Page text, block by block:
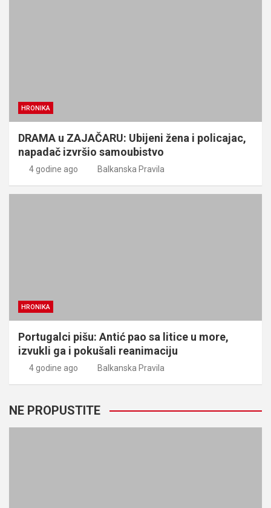
HRONIKA
DRAMA u ZAJAČARU: Ubijeni žena i policajac,
napadač izvršio samoubistvo
4 godine ago Balkanska Pravila
HRONIKA
Portugalci pišu: Antić pao sa litice u more,
izvukli ga i pokušali reanimaciju
4 godine ago Balkanska Pravila
NE PROPUSTITE